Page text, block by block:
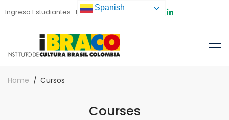
Ingreso Estudiantes Preinscripción
Home Cursos
Courses
Spanish